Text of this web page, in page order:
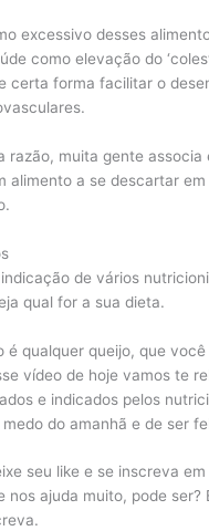
excessivo desses
como elevação do
certa forma facilitar o
razão, muita gente associa
alimento a se descartar
de vários
qual for a sua dieta.
é qualquer queijo, que
vídeo de hoje vamos te
e indicados pelos
do amanhã e de ser
seu like e se inscreva
nos ajuda muito, pode ser?